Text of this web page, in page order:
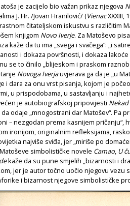
je zacijelo bio važan prikaz njegova
J. Hr. /Jovan Hranilović/ (VienacXXXIII,
čitateljskom iskustvu s različitim
knjigom Novo Iverje. Za Matoševo
kaže da tu ima „svega i svačega“: „i
i dokaza površnosti, i dokaza
se to činilo „blijeskom i praskom
Novoga Iverjauvjerava ga da je „u
i dara za onu vrst pisanja, kojom je
u prispodobama, u sastavljanju i
je autobiografskoj pripovijesti
da odaje „mnogostrani dar Matošev“. Pa
– nezgodan prema kasnijem pričanju“,
ironijom, originalnim refleksijama,
najviše sviđa, jer „miriše po
simbolističke novele Camao, U
kaže da su pune smjelih „bizarnosti i
jer je autor točno uočio njegovu vezu
i bizarnost njegove simbolističke